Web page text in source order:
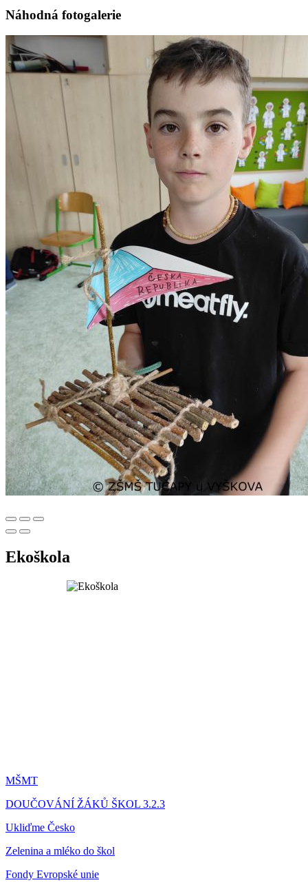
Náhodná fotogalerie
Ekoškola
MŠMT
DOUČOVÁNÍ ŽÁKŮ ŠKOL 3.2.3
Ukliďme Česko
Zelenina a mléko do škol
Fondy Evropské unie